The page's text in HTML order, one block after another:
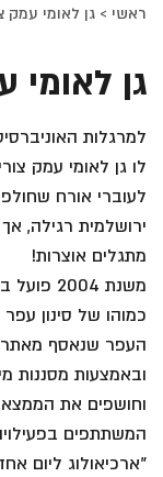
ראשי > גן לאומי עמק
גן לאומי
למרגלות
לו גן לאומי עמק
לעוברי אורח
ירושלמית רגילה,
מתגלים אוצרות!
משנת
כמוהו של סינון עפר
העפר שנאסף
ובאמצעות מסננות
וחושפים את
המשתתפים
"ארכיאולוג ליום